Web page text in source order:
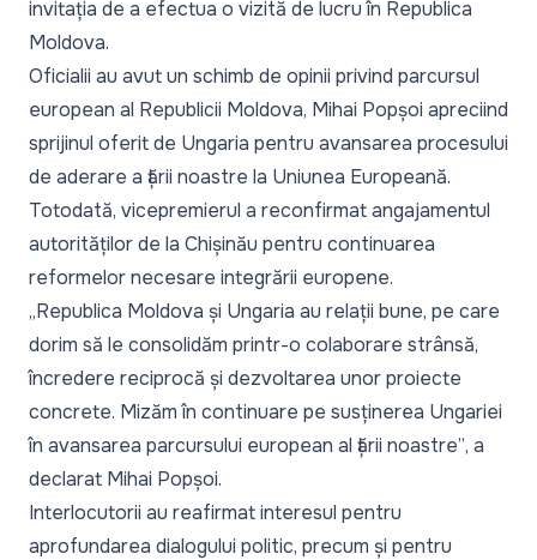
invitația de a efectua o vizită de lucru în Republica
Moldova.
Oficialii au avut un schimb de opinii privind parcursul
european al Republicii Moldova, Mihai Popșoi apreciind
sprijinul oferit de Ungaria pentru avansarea procesului
de aderare a țării noastre la Uniunea Europeană.
Totodată, vicepremierul a reconfirmat angajamentul
autorităților de la Chișinău pentru continuarea
reformelor necesare integrării europene.
„Republica Moldova și Ungaria au relații bune, pe care
dorim să le consolidăm printr-o colaborare strânsă,
încredere reciprocă și dezvoltarea unor proiecte
concrete. Mizăm în continuare pe susținerea Ungariei
în avansarea parcursului european al țării noastre”, a
declarat Mihai Popșoi.
Interlocutorii au reafirmat interesul pentru
aprofundarea dialogului politic, precum și pentru